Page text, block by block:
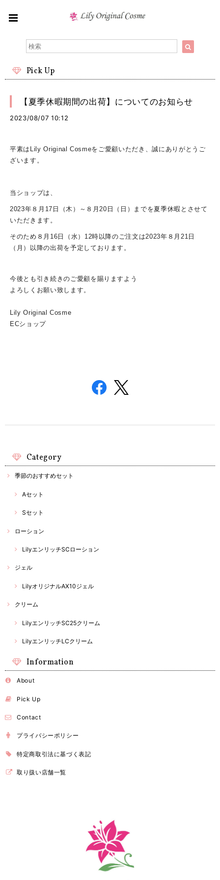
Pick Up
【夏季休暇期間の出荷】についてのお知らせ
2023/08/07 10:12
平素はLily Original Cosmeをご愛顧いただき、誠にありがとうご
ざいます。
当ショップは、
2023年８月17日（木）～８月20日（日）までを夏季休暇とさせて
いただきます。
そのため８月16日（水）12時以降のご注文は2023年８月21日
（月）以降の出荷を予定しております。
今後とも引き続きのご愛顧を賜りますよう
よろしくお願い致します。
Lily Original Cosme
ECショップ
Category
季節のおすすめセット
Aセット
Sセット
ローション
LilyエンリッチSCローション
ジェル
LilyオリジナルAX10ジェル
クリーム
LilyエンリッチSC25クリーム
LilyエンリッチLCクリーム
Information
About
Pick Up
Contact
プライバシーポリシー
特定商取引法に基づく表記
取り扱い店舗一覧